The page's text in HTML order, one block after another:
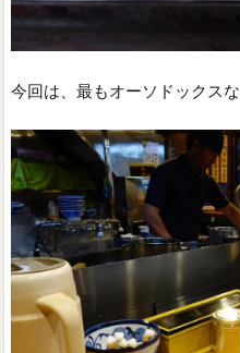
今回は、最もオーソドックスな